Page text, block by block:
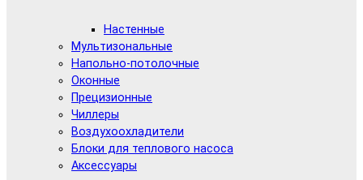
Настенные
Мультизональные
Напольно-потолочные
Оконные
Прецизионные
Чиллеры
Воздухоохладители
Блоки для теплового насоса
Аксессуары